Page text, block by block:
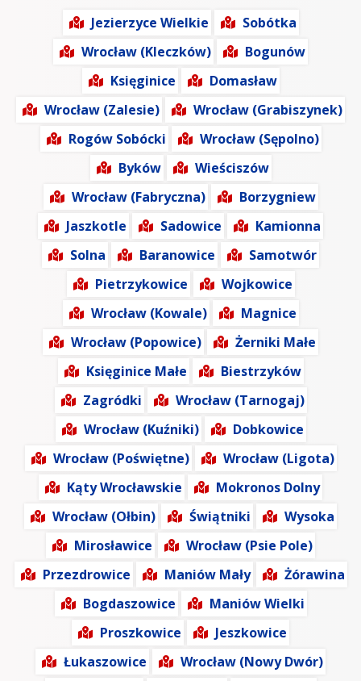
Jezierzyce Wielkie
Sobótka
Wrocław (Kleczków)
Bogunów
Księginice
Domasław
Wrocław (Zalesie)
Wrocław (Grabiszynek)
Rogów Sobócki
Wrocław (Sępolno)
Byków
Wieściszów
Wrocław (Fabryczna)
Borzygniew
Jaszkotle
Sadowice
Kamionna
Solna
Baranowice
Samotwór
Pietrzykowice
Wojkowice
Wrocław (Kowale)
Magnice
Wrocław (Popowice)
Żerniki Małe
Księginice Małe
Biestrzyków
Zagródki
Wrocław (Tarnogaj)
Wrocław (Kuźniki)
Dobkowice
Wrocław (Poświętne)
Wrocław (Ligota)
Kąty Wrocławskie
Mokronos Dolny
Wrocław (Ołbin)
Świątniki
Wysoka
Mirosławice
Wrocław (Psie Pole)
Przezdrowice
Maniów Mały
Żórawina
Bogdaszowice
Maniów Wielki
Proszkowice
Jeszkowice
Łukaszowice
Wrocław (Nowy Dwór)